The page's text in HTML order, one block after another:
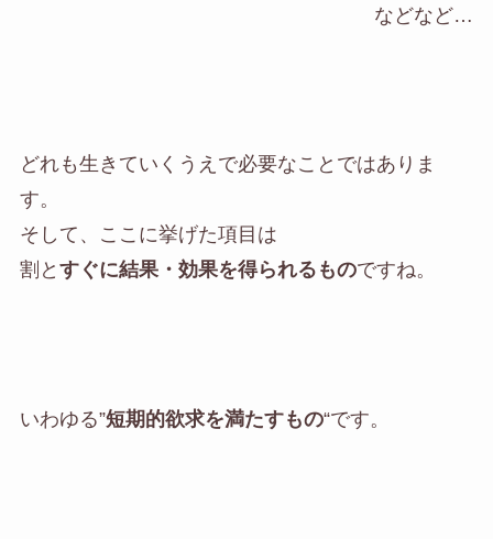
などなど…
どれも生きていくうえで必要なことではありま
す。
そして、ここに挙げた項目は
割と すぐに結果・効果を得られるものですね。
いわゆる”短期的欲求を満たすもの“です。